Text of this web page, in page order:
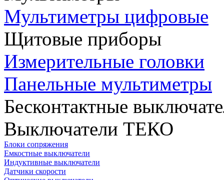
Мультиметры цифровые
Щитовые приборы
Измерительные головки
Панельные мультиметры
Бесконтактные
Выключатели ТЕКО
Блоки сопряжения
Емкостные выключатели
Индуктивные выключатели
Датчики скорости